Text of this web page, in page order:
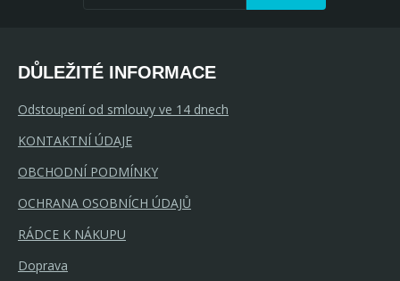
DŮLEŽITÉ INFORMACE
Odstoupení od smlouvy ve 14 dnech
KONTAKTNÍ ÚDAJE
OBCHODNÍ PODMÍNKY
OCHRANA OSOBNÍCH ÚDAJŮ
RÁDCE K NÁKUPU
Doprava